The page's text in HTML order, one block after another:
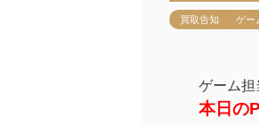
買取告知 ゲー
ゲーム担
本日の